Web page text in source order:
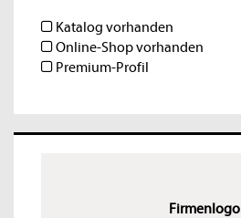
Katalog vorhanden
Online-Shop vorhanden
Premium-Profil
Firmenlogo